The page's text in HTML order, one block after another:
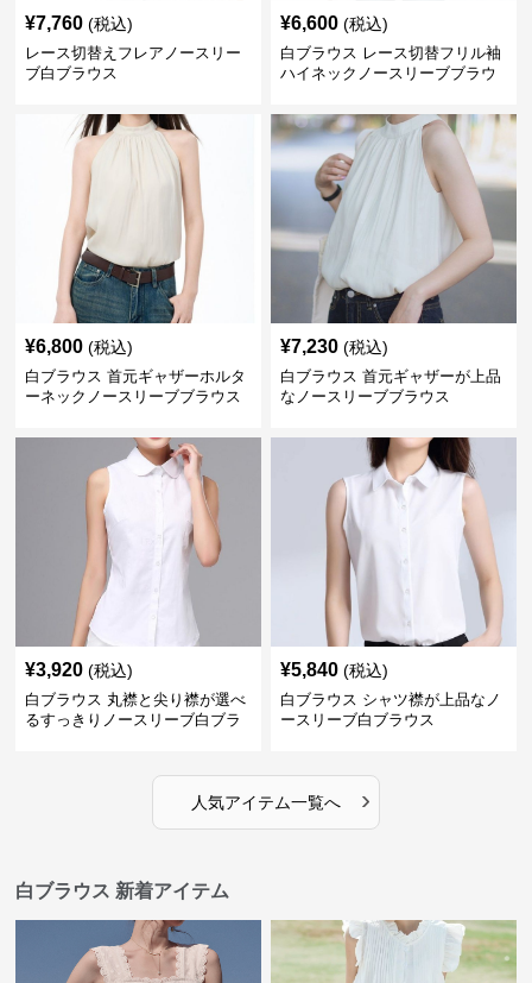
¥7,760 (税込)
レース切替えフレアノースリー
ブ白ブラウス
¥6,600 (税込)
白ブラウス レース切替フリル袖
ハイネックノースリーブブラウ
¥6,800 (税込)
白ブラウス 首元ギャザーホルタ
ーネックノースリーブブラウス
¥7,230 (税込)
白ブラウス 首元ギャザーが上品
なノースリーブブラウス
¥3,920 (税込)
白ブラウス 丸襟と尖り襟が選べ
るすっきりノースリーブ白ブラ
¥5,840 (税込)
白ブラウス シャツ襟が上品なノ
ースリーブ白ブラウス
人気アイテム一覧へ ›
白ブラウス 新着アイテム